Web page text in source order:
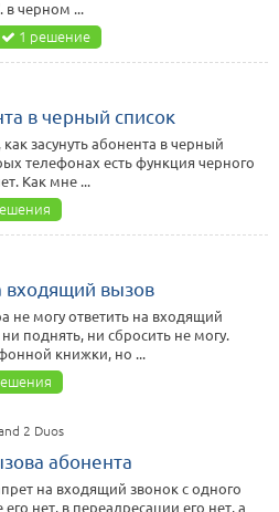
в черном ...
1 решение
в черный список
засунуть абонента в черный
телефонах есть функция черного
Как мне ...
входящий вызов
не могу ответить на входящий
поднять, ни сбросить не могу.
книжки, но ...
2 Duos
абонента
на входящий звонок с одного
нет, в переадресации его нет, а